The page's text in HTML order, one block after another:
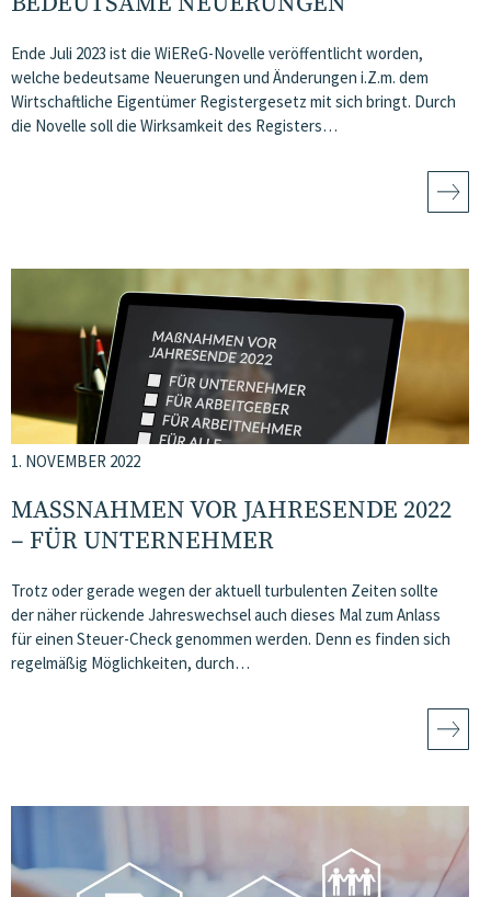
Ende Juli 2023 ist die WiEReG-Novelle veröffentlicht worden,
welche bedeutsame Neuerungen und Änderungen i.Z.m. dem
Wirtschaftliche Eigentümer Registergesetz mit sich bringt. Durch
die Novelle soll die Wirksamkeit des Registers…
1. NOVEMBER 2022
MASSNAHMEN VOR JAHRESENDE 2022 –
FÜR UNTERNEHMER
Trotz oder gerade wegen der aktuell turbulenten Zeiten sollte
der näher rückende Jahreswechsel auch dieses Mal zum Anlass
für einen Steuer-Check genommen werden. Denn es finden sich
regelmäßig Möglichkeiten, durch…